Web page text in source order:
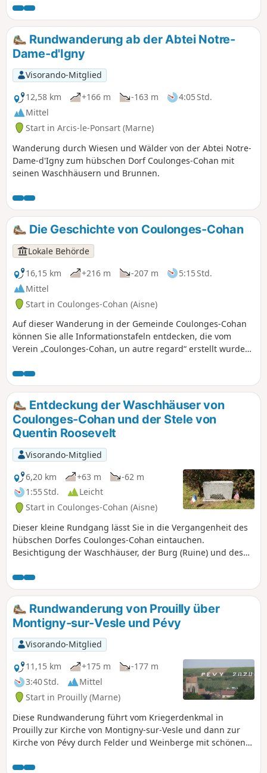
voller Charme.
Rundwanderung ab der Abtei Notre-
Dame-d'Igny
Visorando-Mitglied
12,58 km
+166 m -163 m
4:05 Std.
Mittel
Start in Arcis-le-Ponsart (Marne)
Wanderung durch Wiesen und Wälder von der Abtei Notre-
Dame-d'Igny zum hübschen Dorf Coulonges-Cohan mit
seinen Waschhäusern und Brunnen.
Die Geschichte von Coulonges-Cohan
Lokale Behörde
16,15 km
+216 m -207 m
5:15 Std.
Mittel
Start in Coulonges-Cohan (Aisne)
Auf dieser Wanderung in der Gemeinde Coulonges-Cohan
können Sie alle Informationstafeln entdecken, die vom
Verein „Coulonges-Cohan, un autre regard“ erstellt wurden
Ereignisse, die das Dorf geprägt haben, beleuchten.
Außerdem können Sie dabei die meisten Brunnen und
Waschhäuser der Gemeinde erkunden. Am Ende der Tour
gelangen Sie zur Auberge de la Roue Fleurie, wo Sie etwas
essen oder einen Drink genießen können!
Entdeckung der Waschhäuser von
Coulonges-Cohan und der Stele von
Quentin Roosevelt
Visorando-Mitglied
6,20 km
+63 m
-62 m
1:55 Std.
Leicht
Start in Coulonges-Cohan (Aisne)
Dieser kleine Rundgang lässt Sie in die Vergangenheit des
hübschen Dorfes Coulonges-Cohan eintauchen.
Besichtigung der Waschhäuser, der Burg (Ruine) und des
vor Ort eine Informationstafel zugeordnet.
Rundwanderung von Prouilly über
Montigny-sur-Vesle und Pévy
Visorando-Mitglied
11,15 km
+175 m
-177 m
3:40 Std.
Mittel
Start in Prouilly (Marne)
Diese Rundwanderung führt vom Kriegerdenkmal in
Prouilly zur Kirche von Montigny-sur-Vesle und dann zur
Kirche von Pévy durch Felder und Weinberge mit schönen